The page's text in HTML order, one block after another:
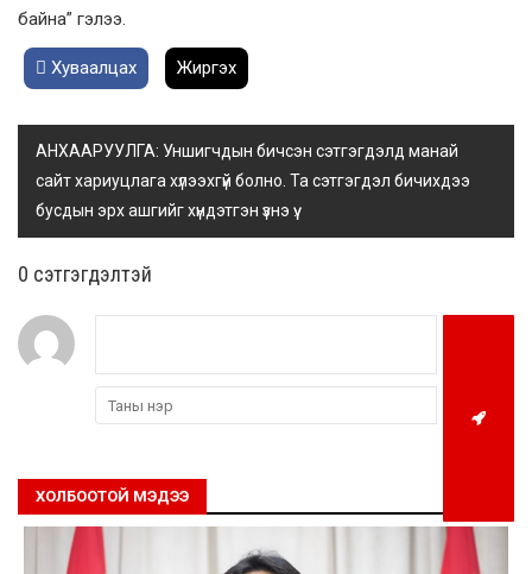
байна” гэлээ.
Хуваалцах Жиргэх
АНХААРУУЛГА: Уншигчдын бичсэн сэтгэгдэлд манай
сайт хариуцлага хүлээхгүй болно. Та сэтгэгдэл бичихдээ
бусдын эрх ашгийг хүндэтгэн үзнэ үү.
0 cэтгэгдэлтэй
ХОЛБООТОЙ МЭДЭЭ